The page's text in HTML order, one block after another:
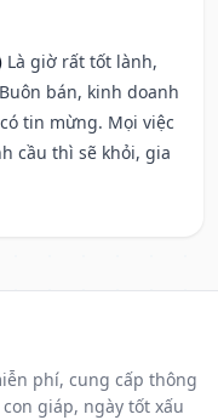
Là giờ rất tốt lành,
bán, kinh doanh
tin mừng. Mọi việc
cầu thì sẽ khỏi, gia
phí, cung cấp thông
giáp, ngày tốt xấu